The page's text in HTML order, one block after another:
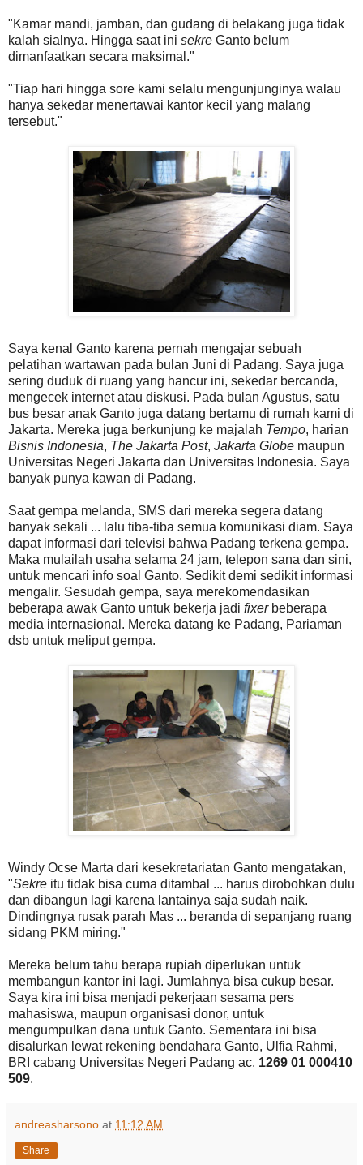
"Kamar mandi, jamban, dan gudang di belakang juga tidak
kalah sialnya. Hingga saat ini sekre Ganto belum
dimanfaatkan secara maksimal."
"Tiap hari hingga sore kami selalu mengunjunginya walau
hanya sekedar menertawai kantor kecil yang malang
tersebut."
Saya kenal Ganto karena pernah mengajar sebuah
pelatihan wartawan pada bulan Juni di Padang. Saya juga
sering duduk di ruang yang hancur ini, sekedar bercanda,
mengecek internet atau diskusi. Pada bulan Agustus, satu
bus besar anak Ganto juga datang bertamu di rumah kami di
Jakarta. Mereka juga berkunjung ke majalah Tempo, harian
Bisnis Indonesia, The Jakarta Post, Jakarta Globe maupun
Universitas Negeri Jakarta dan Universitas Indonesia. Saya
banyak punya kawan di Padang.
Saat gempa melanda, SMS dari mereka segera datang
banyak sekali ... lalu tiba-tiba semua komunikasi diam. Saya
dapat informasi dari televisi bahwa Padang terkena gempa.
Maka mulailah usaha selama 24 jam, telepon sana dan sini,
untuk mencari info soal Ganto. Sedikit demi sedikit informasi
mengalir. Sesudah gempa, saya merekomendasikan
beberapa awak Ganto untuk bekerja jadi fixerbeberapa
media internasional. Mereka datang ke Padang, Pariaman
dsb untuk meliput gempa.
Windy Ocse Marta dari kesekretariatan Ganto mengatakan,
"Sekre itu tidak bisa cuma ditambal ... harus dirobohkan dulu
dan dibangun lagi karena lantainya saja sudah naik.
Dindingnya rusak parah Mas ... beranda di sepanjang ruang
sidang PKM miring."
Mereka belum tahu berapa rupiah diperlukan untuk
membangun kantor ini lagi. Jumlahnya bisa cukup besar.
Saya kira ini bisa menjadi pekerjaan sesama pers
mahasiswa, maupun organisasi donor, untuk
mengumpulkan dana untuk Ganto. Sementara ini bisa
disalurkan lewat rekening bendahara Ganto, Ulfia Rahmi,
BRI cabang Universitas Negeri Padang ac. 1269 01 000410
509.
andreasharsono at 11:12 AM
Share